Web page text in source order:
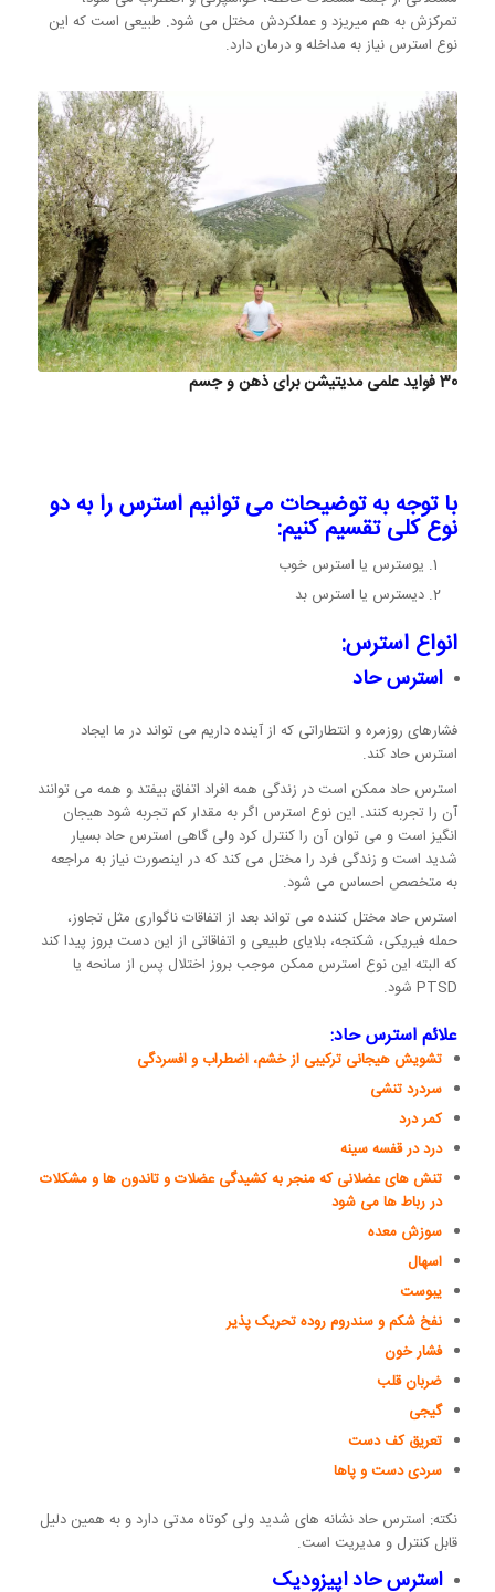
تمرکزش به هم میریزد و عملکردش مختل می شود. طبیعی است که این
نوع استرس نیاز به مداخله و درمان دارد.
30 فواید علمی مدیتیشن برای ذهن و جسم
با توجه به توضیحات می توانیم استرس را به دو
نوع کلی تقسیم کنیم:
یوسترس یا استرس خوب
دیسترس یا استرس بد
انواع استرس:
استرس حاد
فشارهای روزمره و انتطاراتی که از آینده داریم می تواند در ما ایجاد
استرس حاد کند.
استرس حاد ممکن است در زندگی همه افراد اتفاق بیفتد و همه می توانند
آن را تجربه کنند. این نوع استرس اگر به مقدار کم تجربه شود هیجان
انگیز است و می توان آن را کنترل کرد ولی گاهی استرس حاد بسیار
شدید است و زندگی فرد را مختل می کند که در اینصورت نیاز به مراجعه
به متخصص احساس می شود.
استرس حاد مختل کننده می تواند بعد از اتفاقات ناگواری مثل تجاوز،
حمله فیریکی، شکنجه، بلایای طبیعی و اتفاقاتی از این دست بروز پیدا کند
که البته این نوع استرس ممکن موجب بروز اختلال پس از سانحه یا
PTSD شود.
علائم استرس حاد:
تشویش هیجانی ترکیبی از خشم، اضطراب و افسردگی
سردرد تنشی
کمر درد
درد در قفسه سینه
تنش های عضلانی که منجر به کشیدگی عضلات و تاندون ها و مشکلات
در رباط ها می شود
سوزش معده
اسهال
یبوست
نفخ شکم و سندروم روده تحریک پذیر
فشار خون
ضربان قلب
گیجی
تعریق کف دست
سردی دست و پاها
نکته: استرس حاد نشانه های شدید ولی کوتاه مدتی دارد و به همین دلیل
قابل کنترل و مدیریت است.
استرس حاد اپیزودیک